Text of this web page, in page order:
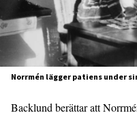
Norrmén lägger patiens under
Backlund berättar att